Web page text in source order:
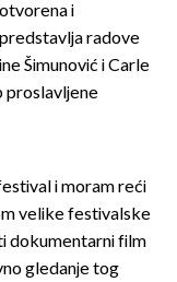
i
radove
Šimunović i Carle
proslavljene
i moram reći
velike festivalske
dokumentarni film
gledanje tog